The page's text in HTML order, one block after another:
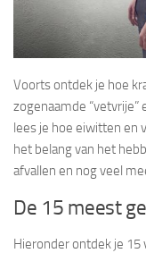
Voorts ontdek je hoe
zogenaamde “vetvrije”
lees je hoe eiwitten en
het belang van het
afvallen en nog veel
De 15 meest
Hieronder ontdek je 15